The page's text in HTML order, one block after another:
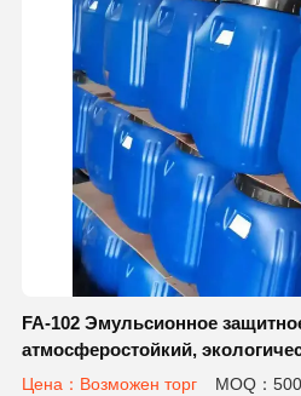
FA-102 Эмульсионное
атмосферостойкий,
для трафаретной печати
Цена：Возможен торг MOQ：500